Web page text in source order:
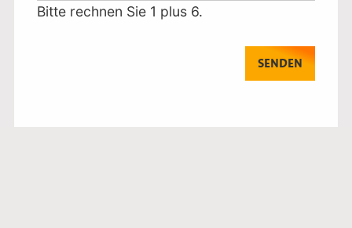
Bitte rechnen Sie 1 plus 6.
SENDEN